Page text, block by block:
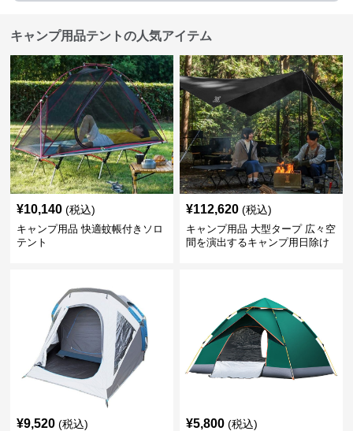
キャンプ用品テントの人気アイテム
¥10,140 (税込)
キャンプ用品 快適蚊帳付きソロ
テント
¥112,620 (税込)
キャンプ用品 大型タープ 広々空
間を演出するキャンプ用日除け
¥9,520 (税込) ¥5,800 (税込)